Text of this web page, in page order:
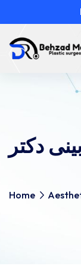
دکتر
Home